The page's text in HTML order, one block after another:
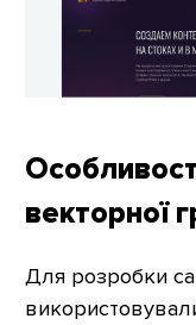
векторної
Для розробки